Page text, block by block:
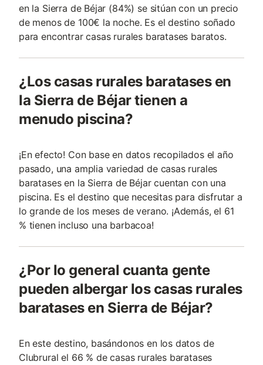
en la Sierra de Béjar (84%) se sitúan con un precio
de menos de 100€ la noche. Es el destino soñado
para encontrar casas rurales baratases baratos.
¿Los casas rurales baratases en
la Sierra de Béjar tienen a
menudo piscina?
¡En efecto! Con base en datos recopilados el año
pasado, una amplia variedad de casas rurales
baratases en la Sierra de Béjar cuentan con una
piscina. Es el destino que necesitas para disfrutar a
lo grande de los meses de verano. ¡Además, el 61
% tienen incluso una barbacoa!
¿Por lo general cuanta gente
pueden albergar los casas rurales
baratases en Sierra de Béjar?
En este destino, basándonos en los datos de
Clubrural el 66 % de casas rurales baratases